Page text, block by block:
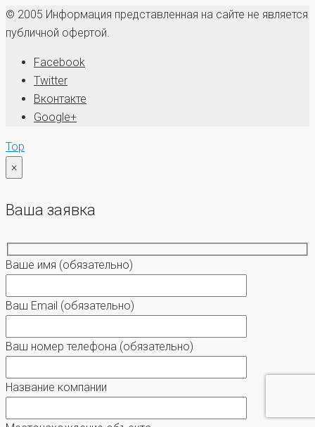
© 2005 Информация представленная на сайте не является
публичной офертой.
Facebook
Twitter
Вконтакте
Google+
Top
×
Ваша заявка
Ваше имя (обязательно)
Ваш Email (обязательно)
Ваш номер телефона (обязательно)
Название компании